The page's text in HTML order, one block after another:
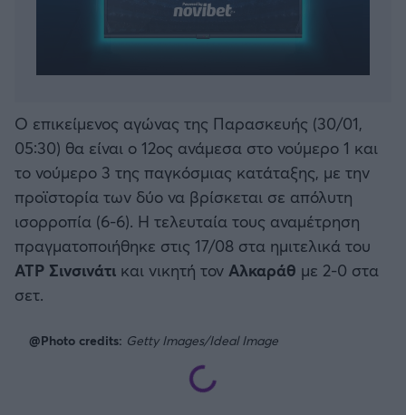
Ο επικείμενος αγώνας της Παρασκευής (30/01,
05:30) θα είναι ο 12ος ανάμεσα στο νούμερο 1 και
το νούμερο 3 της παγκόσμιας κατάταξης, με την
προϊστορία των δύο να βρίσκεται σε απόλυτη
ισορροπία (6-6). Η τελευταία τους αναμέτρηση
πραγματοποιήθηκε στις 17/08 στα ημιτελικά του
ATP Σινσινάτι και νικητή τον Αλκαράθ με 2-0 στα
σετ.
@Photo credits: Getty Images/Ideal Image